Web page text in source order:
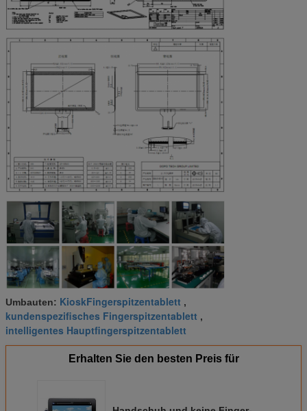
Umbauten: KioskFingerspitzentablett ,
kundenspezifisches Fingerspitzentablett ,
intelligentes Hauptfingerspitzentablett
Erhalten Sie den besten Preis für